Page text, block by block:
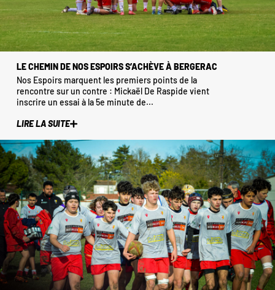
LE CHEMIN DE NOS ESPOIRS S’ACHÈVE À BERGERAC
Nos Espoirs marquent les premiers points de la
rencontre sur un contre : Mickaël De Raspide vient
inscrire un essai à la 5e minute de...
LIRE LA SUITE